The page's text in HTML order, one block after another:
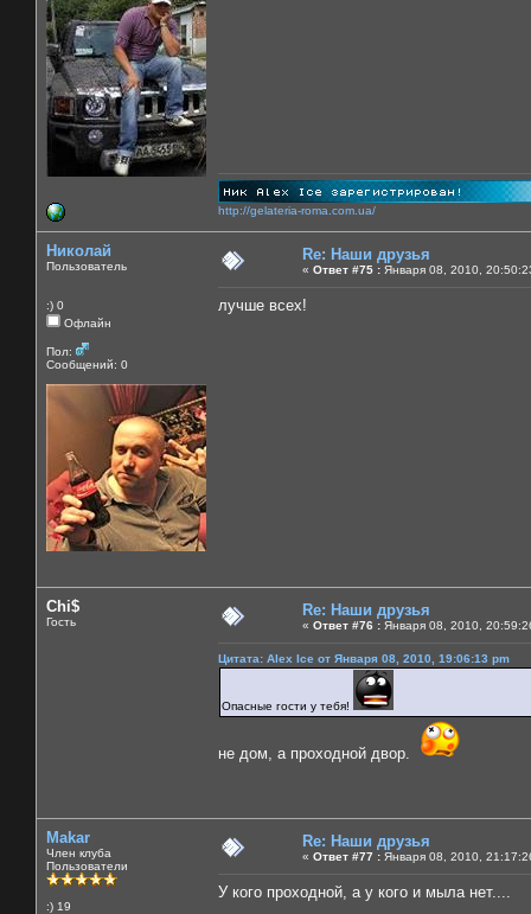
http://gelateria-roma.com.ua/
Николай
Пользователь
:) 0
Офлайн
Пол:
Сообщений: 0
Re: Наши друзья
« Ответ #75 : Января 08, 2010,
лучше всех!
Chi$
Гость
Re: Наши друзья
« Ответ #76 : Января 08, 2010,
Цитата: Alex Ice от Января 08, 2010, 19:06:13 pm
Опасные гости у тебя!
не дом, а проходной двор.
Makar
Член клуба
Пользователи
:) 19
Re: Наши друзья
« Ответ #77 : Января 08, 2010,
У кого проходной, а у кого и мыла нет....